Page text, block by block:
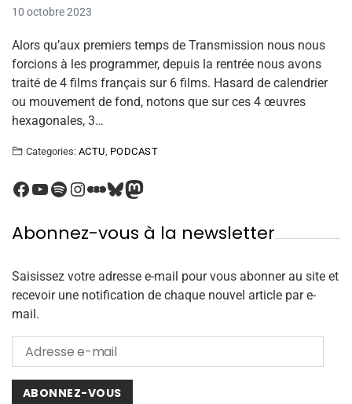
10 octobre 2023
Alors qu’aux premiers temps de Transmission nous nous
forcions à les programmer, depuis la rentrée nous avons
traité de 4 films français sur 6 films. Hasard de calendrier
ou mouvement de fond, notons que sur ces 4 œuvres
hexagonales, 3…
Categories: ACTU PODCAST
Abonnez-vous à la newsletter
Saisissez votre adresse e-mail pour vous abonner au site et
recevoir une notification de chaque nouvel article par e-
mail.
ABONNEZ-VOUS